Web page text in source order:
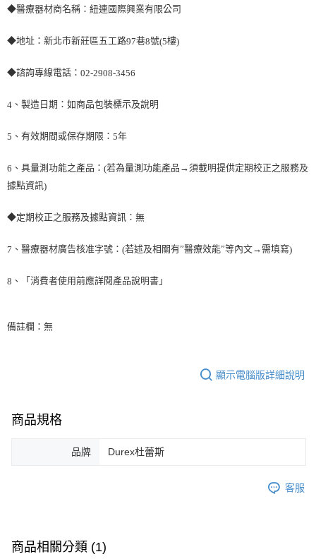
◆醫療器材商名稱：紐連國際興業有限公司
◆地址：新北市新莊區五工路97巷8號(5樓)
◆諮詢專線電話： 02-2908-3456
4 、製造日期：如商品包裝標示及說明
5 、有效期間或保存期限： 5年
6 、具量測功能之產品： (若為量測功能產品→須載明提供定期校正之服務及
據點資訊)
◆定期校正之服務及據點資訊：無
7 、醫療器材廣告核准字號： (若述及相關有”醫療效能”等內文→需填寫)
8 、「消費者使用前應詳閱產品說明書」
備註欄：無
顯示電腦版詳細說明
商品規格
品牌 Durex杜蕾斯
客服
商品相關分類 (1)